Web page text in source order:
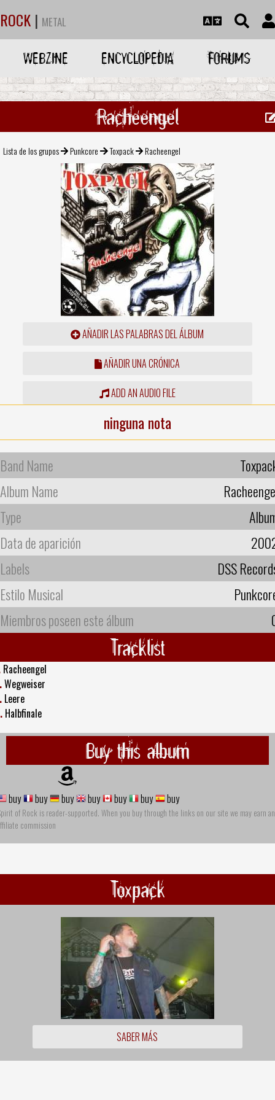
ROCK | METAL
WEBZINE ENCYCLOPEDIA FORUMS
Racheengel
Lista de los grupos Punkcore Toxpack Racheengel
AÑADIR LAS PALABRAS DEL ÁLBUM
AÑADIR UNA CRÓNICA
ADD AN AUDIO FILE
ninguna nota
Band Name
Album Name
Type
Data de aparición
Labels
DSS
Estilo Musical
Miembros poseen este álbum
Tracklist
Racheengel
Wegweiser
Leere
Halbfinale
Buy this album
buy buy buy buy buy buy buy
of Rock is reader-supported. When you buy through the links on our site we may earn an
commission
Toxpack
SABER MÁS